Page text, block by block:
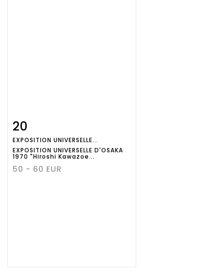
détaillée
20
EXPOSITION UNIVERSELLE...
EXPOSITION UNIVERSELLE D'OSAKA
1970 "Hiroshi Kawazoe...
50 - 60 EUR